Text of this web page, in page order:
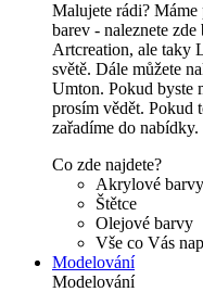
Malujete rádi?
barev - naleznete
Artcreation, ale taky
světě. Dále můžete
Umton. Pokud byste
prosím vědět. Pokud
zařadíme do nabídky.
Co zde najdete?
Akrylové barvy
Štětce
Olejové barvy
Vše co Vás
Modelování
Modelování